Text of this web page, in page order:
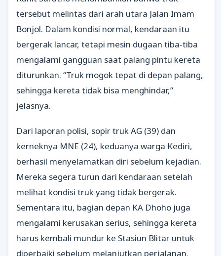
tersebut melintas dari arah utara Jalan Imam
Bonjol. Dalam kondisi normal, kendaraan itu
bergerak lancar, tetapi mesin dugaan tiba-tiba
mengalami gangguan saat palang pintu kereta
diturunkan. “Truk mogok tepat di depan palang,
sehingga kereta tidak bisa menghindar,”
jelasnya.
Dari laporan polisi, sopir truk AG (39) dan
kerneknya MNE (24), keduanya warga Kediri,
berhasil menyelamatkan diri sebelum kejadian.
Mereka segera turun dari kendaraan setelah
melihat kondisi truk yang tidak bergerak.
Sementara itu, bagian depan KA Dhoho juga
mengalami kerusakan serius, sehingga kereta
harus kembali mundur ke Stasiun Blitar untuk
diperbaiki sebelum melanjutkan perjalanan.